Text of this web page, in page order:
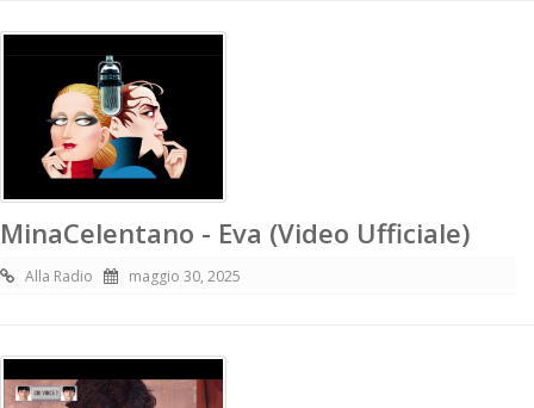
MinaCelentano - Eva (Video Ufficiale)
Alla Radio maggio 30, 2025